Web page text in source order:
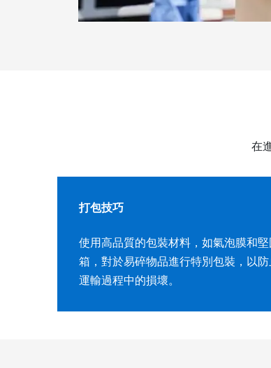
在
打包技巧
使用高品質的包裝材料，如氣泡膜和
箱，對於易碎物品進行特別包裝，以防
運輸過程中的損壞。